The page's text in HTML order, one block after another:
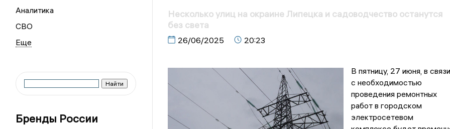
Аналитика
СВО
Бренды России
Несколько улиц на окраине Липецка и садоводчество останутся
без света
26/06/2025 20:23
В пятницу, 27 июня, в связи
с необходимостью
проведения ремонтных
работ в городском
электросетевом